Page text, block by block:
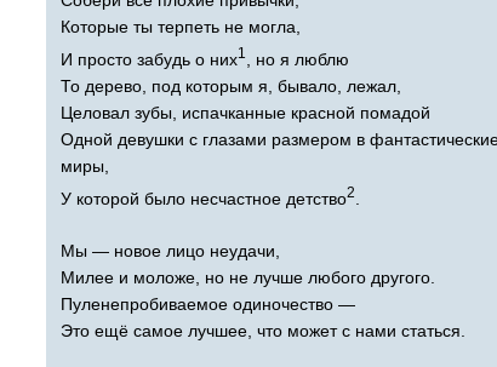
Которые ты терпеть не могла,
И просто забудь о них1
, но я люблю
То дерево, под которым я, бывало, лежал,
Целовал зубы, испачканные красной помадой
Одной девушки с глазами размером в
миры,
У которой было несчастное детство2
Мы — новое лицо неудачи,
Милее и моложе, но не лучше любого другого.
Пуленепробиваемое одиночество —
Это ещё самое лучшее, что может с нами статься.